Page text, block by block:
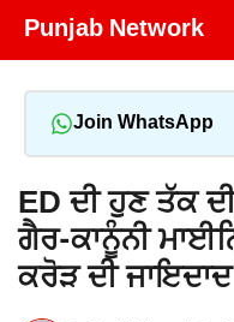
Skip
Punjab Network
Join WhatsApp
ED ਦੀ ਹੁਣ ਤੱਕ
ਗੈਰ-ਕਾਨੂੰਨੀ
ਕਰੋੜ ਦੀ